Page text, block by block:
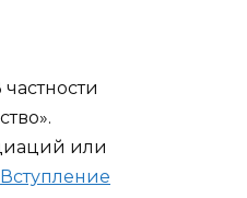
или
Вступление